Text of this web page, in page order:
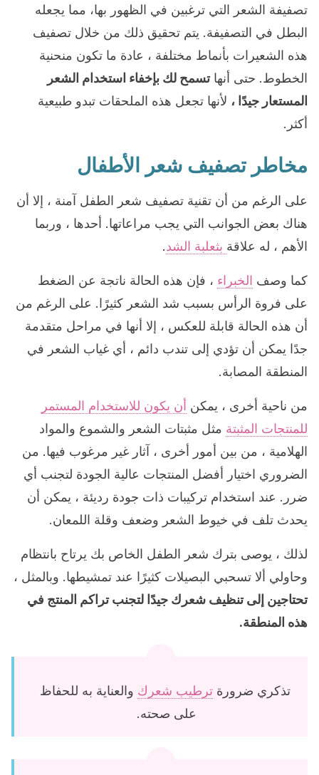
تصفيفة الشعر التي ترغبين في الظهور بها، مما يجعله
البطل في التصفيفة. يتم تحقيق ذلك من خلال تصفيف
هذه الشعيرات بأنماط مختلفة ، عادة ما تكون منحنية
الخطوط. حتى أنهاتسمح لك بإخفاء استخدام الشعر
المستعار جيدًا ، لأنها تجعل هذه الملحقات تبدو طبيعية
أكثر.
مخاطر تصفيف شعر الأطفال
على الرغم من أن تقنية تصفيف شعر الطفل آمنة ، إلا أن
هناك بعض الجوانب التي يجب مراعاتها. أحدها ، وربما
الأهم ، له علاقة بثعلبة الشد.
كما وصف الخبراء ، فإن هذه الحالة ناتجة عن الضغط
على فروة الرأس بسبب شد الشعر كثيرًا. على الرغم من
أن هذه الحالة قابلة للعكس ، إلا أنها في مراحل متقدمة
جدًا يمكن أن تؤدي إلى تندب دائم ، أي غياب الشعر في
المنطقة المصابة.
من ناحية أخرى ، يمكن أن يكون للاستخدام المستمر
للمنتجات المثبتة مثل مثبتات الشعر والشموع والمواد
الهلامية ، من بين أمور أخرى ، آثار غير مرغوب فيها. من
الضروري اختيار أفضل المنتجات عالية الجودة لتجنب أي
ضرر. عند استخدام تركيبات ذات جودة رديئة ، يمكن أن
يحدث تلف في خيوط الشعر وضعف وقلة اللمعان.
لذلك ، يوصى بترك شعر الطفل الخاص بك يرتاح بانتظام
وحاولي ألا تسحبي البصيلات كثيرًا عند تمشيطها. وبالمثل ،
تحتاجين إلى تنظيف شعرك جيدًا لتجنب تراكم المنتج في
هذه المنطقة.
تذكري ضرورةترطيب شعرك والعناية به للحفاظ
على صحته.